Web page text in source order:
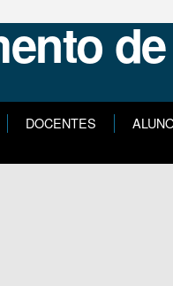
DOCENTES